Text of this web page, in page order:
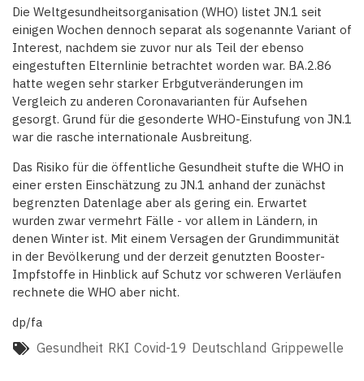
Die Weltgesundheitsorganisation (WHO) listet JN.1 seit
einigen Wochen dennoch separat als sogenannte Variant of
Interest, nachdem sie zuvor nur als Teil der ebenso
eingestuften Elternlinie betrachtet worden war. BA.2.86
hatte wegen sehr starker Erbgutveränderungen im
Vergleich zu anderen Coronavarianten für Aufsehen
gesorgt. Grund für die gesonderte WHO-Einstufung von JN.1
war die rasche internationale Ausbreitung.
Das Risiko für die öffentliche Gesundheit stufte die WHO in
einer ersten Einschätzung zu JN.1 anhand der zunächst
begrenzten Datenlage aber als gering ein. Erwartet
wurden zwar vermehrt Fälle - vor allem in Ländern, in
denen Winter ist. Mit einem Versagen der Grundimmunität
in der Bevölkerung und der derzeit genutzten Booster-
Impfstoffe in Hinblick auf Schutz vor schweren Verläufen
rechnete die WHO aber nicht.
dp/fa
Gesundheit RKI Covid-19 Deutschland Grippewelle